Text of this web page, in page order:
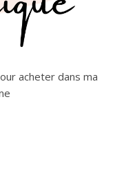
acheter dans ma